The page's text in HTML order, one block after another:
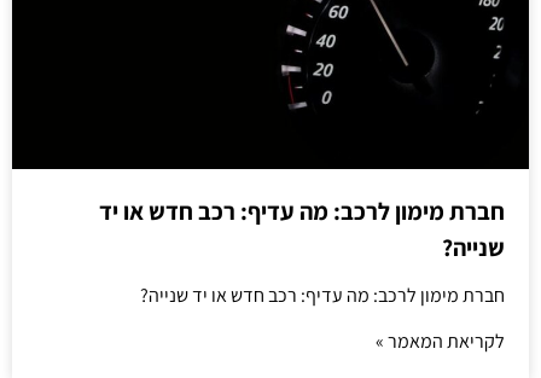
חברת מימון לרכב: מה עדיף: רכב חדש או יד
שנייה?
חברת מימון לרכב: מה עדיף: רכב חדש או יד שנייה?
לקריאת המאמר »